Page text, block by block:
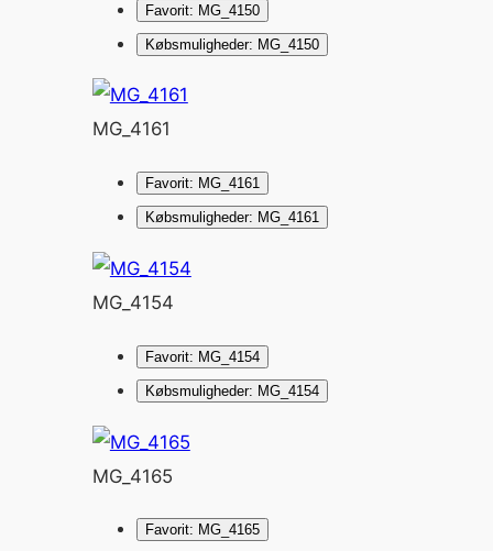
Favorit: MG_4150
Købsmuligheder: MG_4150
MG_4161
Favorit: MG_4161
Købsmuligheder: MG_4161
MG_4154
Favorit: MG_4154
Købsmuligheder: MG_4154
MG_4165
Favorit: MG_4165